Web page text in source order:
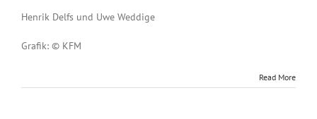
Henrik Delfs und Uwe Weddige
Grafik: © KFM
Read More